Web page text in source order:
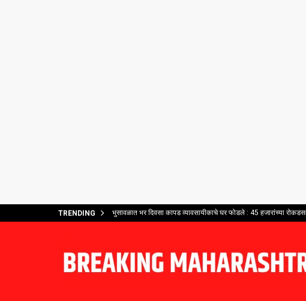
TRENDING भुसावळात भर दिवसा कापड व्यावसायीकाचे घर फोडले : 45 हजारांच्या